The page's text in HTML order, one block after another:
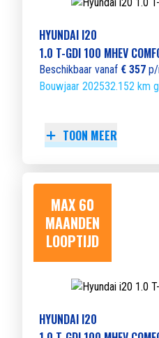
HYUNDAI I20
1.0 T-GDI 100 MHEV
Beschikbaar vanaf € 357
Bouwjaar 202532.152 km
TOON MEER
MAX 60
MAANDEN
LOOPTIJD
HYUNDAI I20